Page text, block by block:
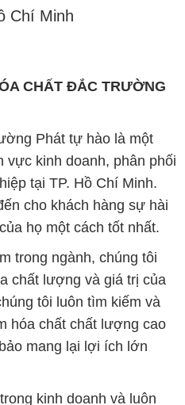
Chí Minh
CHẤT ĐẮC TRƯỜNG
Phát tự hào là một
vực kinh doanh, phân phối
tại TP. Hồ Chí Minh.
cho khách hàng sự hài
họ một cách tốt nhất.
trong ngành, chúng tôi
chất lượng và giá trị của
tôi luôn tìm kiếm và
hóa chất chất lượng cao
mang lại lợi ích lớn
kinh doanh và luôn